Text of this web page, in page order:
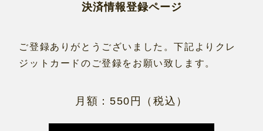
決済情報登録ページ
ご登録ありがとうございました。下記よりクレ
ジットカードのご登録をお願い致します。
月額：550円（税込）